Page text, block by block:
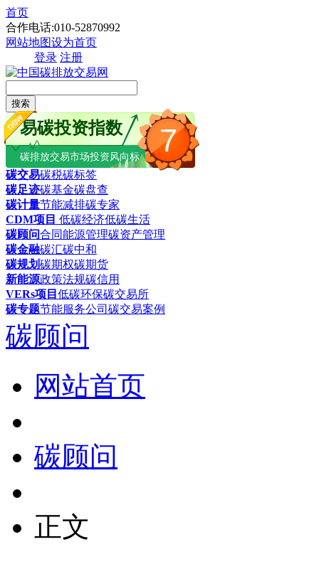
首页
合作电话:010-52870992
网站地图设为首页
登录 注册
搜索
7
易碳投资指数
碳排放交易市场投资风向标
碳交易碳税碳标签
碳足迹碳基金碳盘查
碳计量节能减排碳专家
CDM项目 低碳经济低碳生活
碳顾问合同能源管理碳资产管理
碳金融碳汇碳中和
碳规划碳期权碳期货
新能源政策法规碳信用
VERs项目 低碳环保碳交易所
碳专题节能服务公司 碳交易案例
碳顾问
网站首页
碳顾问
正文